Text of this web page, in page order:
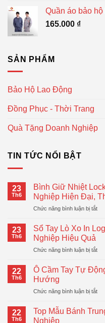
Quần áo bảo
165.000 ₫
SẢN PHẨM
Bảo Hộ Lao Động
Đồng Phục - Thời Trang
Quà Tặng Doanh Nghiệp
TIN TỨC NỔI BẬT
23
Th6
Bình Giữ Nhiệt
Nghiệp Hiện Đại,
Chức năng bình luận bị tắtở
–
Hiện
23
Th6
Sổ Tay Lò Xo In
Nghiệp Hiệu Quả
Chức năng bình luận bị tắtở
Tay
In
–
22
Th6
Ô Cầm Tay Tự
Hướng
Chức năng bình luận bị tắtở
22
Th6
Top Mẫu Bánh
Nghiệp